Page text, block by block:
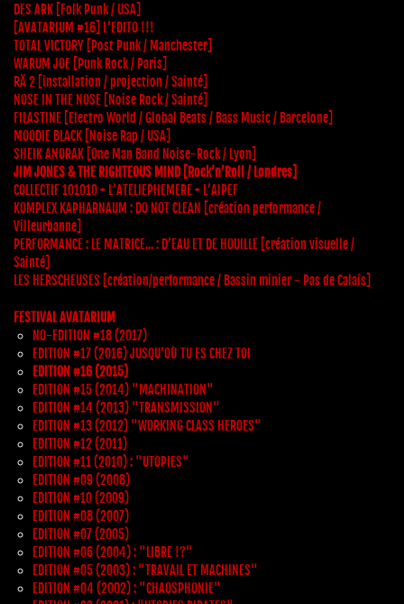
DES ARK [Folk Punk / USA]
[AVATARIUM #16] L’EDITO !!!
TOTAL VICTORY [Post Punk / Manchester]
WARUM JOE [Punk Rock / Paris]
RÄ 2 [installation / projection / Sainté]
NOSE IN THE NOSE [Noise Rock / Sainté]
FILASTINE [Electro World / Global Beats / Bass Music / Barcelone]
MOODIE BLACK [Noise Rap / USA]
SHEIK ANORAK [One Man Band Noise-Rock / Lyon]
JIM JONES & THE RIGHTEOUS MIND [Rock’n’Roll / Londres]
COLLECTIF 101010 + L’ATELIEPHEMERE + L’AIPEF
KOMPLEX KAPHARNAUM : DO NOT CLEAN [création performance /
Villeurbanne]
PERFORMANCE : LE MATRICE... : D’EAU ET DE HOUILLE [création visuelle /
Sainté]
LES HERSCHEUSES [création/performance / Bassin minier - Pas de Calais]
FESTIVAL AVATARIUM
NO-EDITION #18 (2017)
EDITION #17 (2016) JUSQU’OÙ TU ES CHEZ TOI
EDITION #16 (2015)
EDITION #15 (2014) "MACHINATION"
EDITION #14 (2013) "TRANSMISSION"
EDITION #13 (2012) "WORKING CLASS HEROES"
EDITION #12 (2011)
EDITION #11 (2010) : "UTOPIES"
EDITION #09 (2008)
EDITION #10 (2009)
EDITION #08 (2007)
EDITION #07 (2005)
EDITION #06 (2004) : "LIBRE !?"
EDITION #05 (2003) : "TRAVAIL ET MACHINES"
EDITION #04 (2002) : "CHAOSPHONIE"